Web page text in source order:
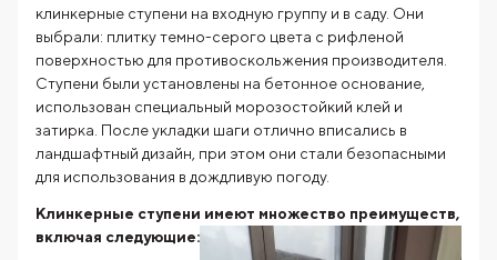
клинкерные ступени на входную группу и в саду. Они
выбрали: плитку темно-серого цвета с рифленой
поверхностью для противоскольжения производителя.
Ступени были установлены на бетонное основание,
использован специальный морозостойкий клей и
затирка. После укладки шаги отлично вписались в
ландшафтный дизайн, при этом они стали безопасными
для использования в дождливую погоду.
Клинкерные ступени имеют множество преимуществ,
включая следующие: